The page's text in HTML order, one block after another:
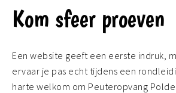
Kom sfeer proeven
Een website geeft een eerste indruk,
ervaar je pas echt tijdens een
harte welkom om Peuteropvang